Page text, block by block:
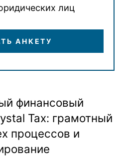
лиц
АНКЕТУ
финансовый
Tax: грамотный
процессов и